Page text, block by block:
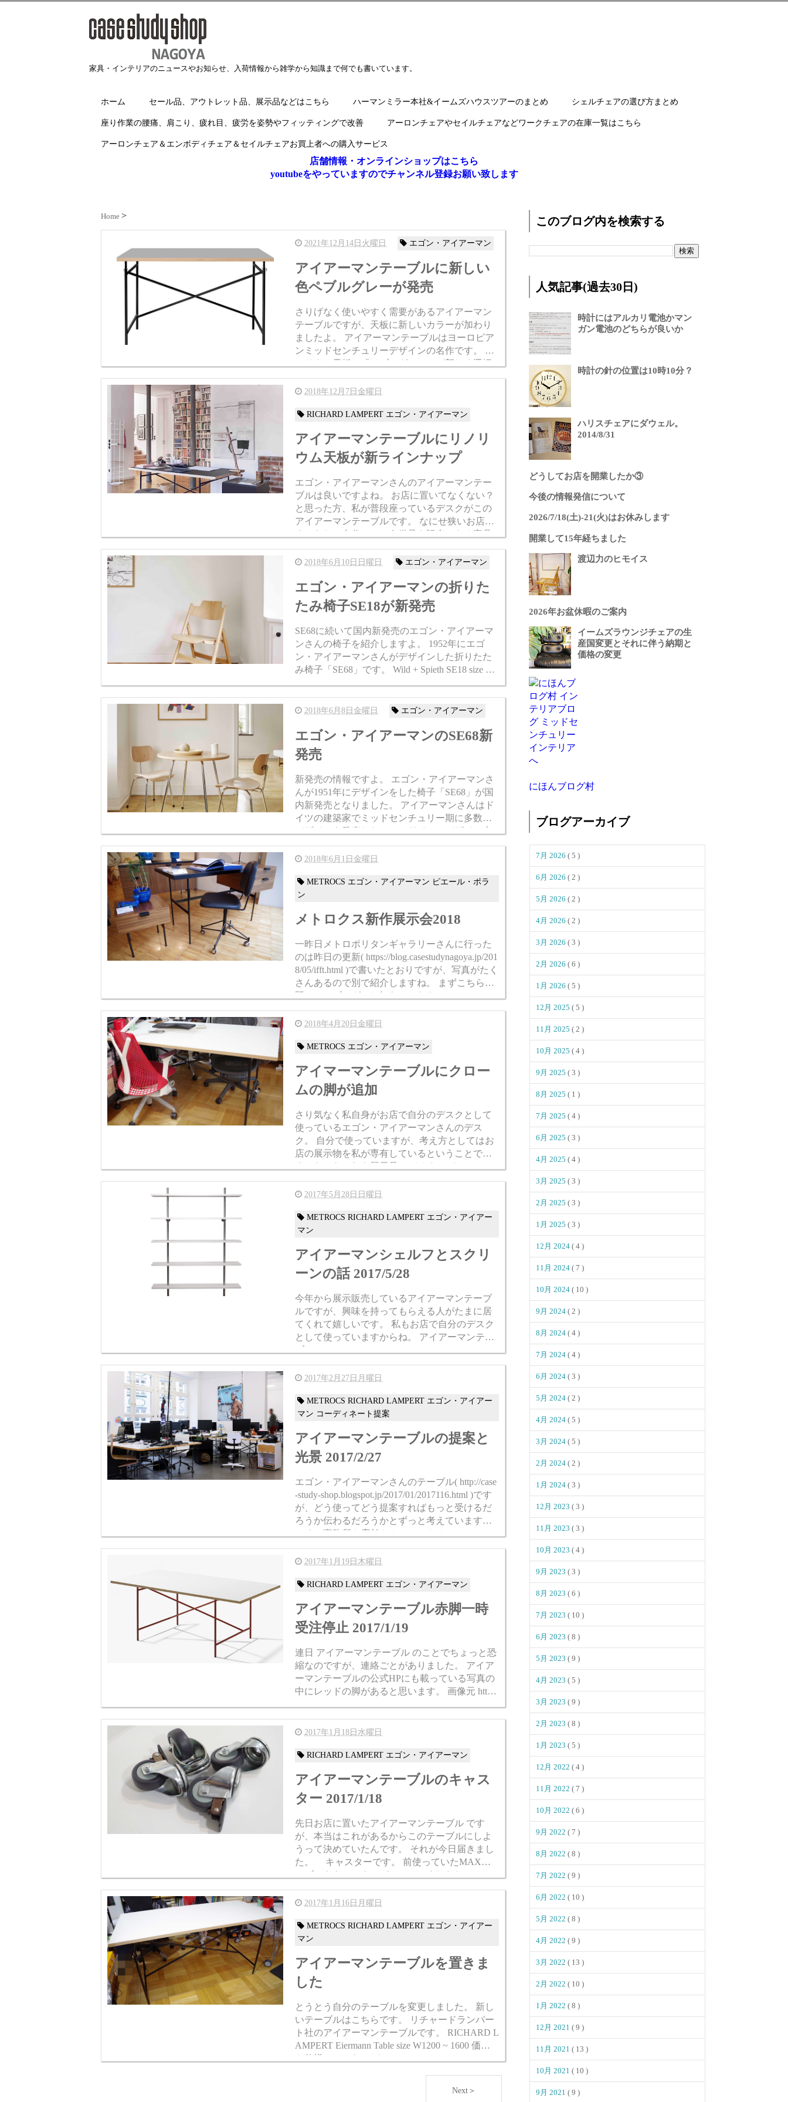
家具・インテリアのニュースやお知らせ、入荷情報から雑学から知識まで何でも書いています。
ホーム セール品、アウトレット品、展示品などはこちら ハーマンミラー本社&イームズハウスツアーのまとめ シェルチェアの選び方まとめ
座り作業の腰痛、肩こり、疲れ目、疲労を姿勢やフィッティングで改善 アーロンチェアやセイルチェアなどワークチェアの在庫一覧はこちら
アーロンチェア＆エンボディチェア＆セイルチェアお買上者への購入サービス
店舗情報・オンラインショップはこちら
youtubeをやっていますのでチャンネル登録お願い致します
Home
2021年12月14日火曜日 エゴン・アイアーマン
アイアーマンテーブルに新しい
色ペブルグレーが発売
さりげなく使いやすく需要があるアイアーマン
テーブルですが、天板に新しいカラーが加わり
ましたよ。 アイアーマンテーブルはヨーロピア
ンミッドセンチュリーデザインの名作です。 リ
ノリウム天板に「ペブルグレー」が新しく選択
できるようになりました。 そのままグレーカラ
ーの天板ですよ。 リノ...
2018年12月7日金曜日
RICHARD LAMPERT エゴン・アイアーマン
アイアーマンテーブルにリノリ
ウム天板が新ラインナップ
エゴン・アイアーマンさんのアイアーマンテー
ブルは良いですよね。 お店に置いてなくない？
と思った方、私が普段座っているデスクがこの
アイアーマンテーブルです。 なにせ狭いお店で
すからね、自分でつかう備品も販売できる家具
だったりします。 こちらのアイアーマンテーブ
ルに...
2018年6月10日日曜日 エゴン・アイアーマン
エゴン・アイアーマンの折りた
たみ椅子SE18が新発売
SE68に続いて国内新発売のエゴン・アイアーマ
ンさんの椅子を紹介しますよ。 1952年にエゴ
ン・アイアーマンさんがデザインした折りたた
み椅子「SE68」です。 Wild + Spieth SE18 size W5
2018年6月8日金曜日 エゴン・アイアーマン
エゴン・アイアーマンのSE68新
発売
新発売の情報ですよ。 エゴン・アイアーマンさ
んが1951年にデザインをした椅子「SE68」が国
内新発売となりました。 アイアーマンさんはド
イツの建築家でミッドセンチュリー期に多数の
デザインを発表したことでドイツのデザイン史
に名前が残る人物です。 アイアーマン...
2018年6月1日金曜日
METROCS エゴン・アイアーマン ピエール・ポラ
ン
メトロクス新作展示会2018
一昨日メトロポリタンギャラリーさんに行った
のは昨日の更新( https://blog.casestudynagoya.jp/201
8/05/ifft.html )で書いたとおりですが、写真がたく
さんあるので別で紹介しますね。 まずこちらは
既にこのブログでお知らせしたも...
2018年4月20日金曜日
METROCS エゴン・アイアーマン
アイマーマンテーブルにクロー
ムの脚が追加
さり気なく私自身がお店で自分のデスクとして
使っているエゴン・アイアーマンさんのデス
ク。 自分で使っていますが、考え方としてはお
店の展示物を私が専有しているということで
す。だからこれも展示品。 そんなアイアーマン
のテーブルのフレームに新色クロームが加わり
ました。 ...
2017年5月28日日曜日
METROCS RICHARD LAMPERT エゴン・アイアー
マン
アイアーマンシェルフとスクリ
ーンの話 2017/5/28
今年から展示販売しているアイアーマンテーブ
ルですが、興味を持ってもらえる人がたまに居
てくれて嬉しいです。 私もお店で自分のデスク
として使っていますからね。 アイアーマンテー
ブルのこと http://case-study-shop.blogspot.jp/2017/0
1/2...
2017年2月27日月曜日
METROCS RICHARD LAMPERT エゴン・アイアー
マン コーディネート提案
アイアーマンテーブルの提案と
光景 2017/2/27
エゴン・アイアーマンさんのテーブル( http://case
-study-shop.blogspot.jp/2017/01/2017116.html )です
が、どう使ってどう提案すればもっと受けるだ
ろうか伝わるだろうかとずっと考えています。
とくに事務所や店舗やオフィスやそっ...
2017年1月19日木曜日
RICHARD LAMPERT エゴン・アイアーマン
アイアーマンテーブル赤脚一時
受注停止 2017/1/19
連日 アイアーマンテーブル のことでちょっと恐
縮なのですが、連絡ごとがありました。 アイア
ーマンテーブルの公式HPにも載っている写真の
中にレッドの脚があると思います。 画像元 http
2017年1月18日水曜日
RICHARD LAMPERT エゴン・アイアーマン
アイアーマンテーブルのキャス
ター 2017/1/18
先日お店に置いたアイアーマンテーブル です
が、本当はこれがあるからこのテーブルにしよ
うって決めていたんです。 それが今日届きまし
た。 キャスターです。 前使っていたMAXテ
ーブルもキャスターがついていましたし、この
場所で使うならキャスター付きのテ...
2017年1月16日月曜日
METROCS RICHARD LAMPERT エゴン・アイアー
マン
アイアーマンテーブルを置きま
した
とうとう自分のテーブルを変更しました。 新し
いテーブルはこちらです。 リチャードランパー
ト社のアイアーマンテーブルです。 RICHARD L
AMPERT Eiermann Table size W1200 ~ 1600 価格
や仕様はこちら アイアーマ...
Next＞
このブログ内を検索する
人気記事(過去30日)
時計にはアルカリ電池かマン
ガン電池のどちらが良いか
時計の針の位置は10時10分？
ハリスチェアにダウェル。
2014/8/31
どうしてお店を開業したか③
今後の情報発信について
2026/7/18(土)-21(火)はお休みします
開業して15年経ちました
渡辺力のヒモイス
2026年お盆休暇のご案内
イームズラウンジチェアの生
産国変更とそれに伴う納期と
価格の変更
にほんブログ村
ブログアーカイブ
7月 2026 ( 5 )
6月 2026 ( 2 )
5月 2026 ( 2 )
4月 2026 ( 2 )
3月 2026 ( 3 )
2月 2026 ( 6 )
1月 2026 ( 5 )
12月 2025 ( 5 )
11月 2025 ( 2 )
10月 2025 ( 4 )
9月 2025 ( 3 )
8月 2025 ( 1 )
7月 2025 ( 4 )
6月 2025 ( 3 )
4月 2025 ( 4 )
3月 2025 ( 3 )
2月 2025 ( 3 )
1月 2025 ( 3 )
12月 2024 ( 4 )
11月 2024 ( 7 )
10月 2024 ( 10 )
9月 2024 ( 2 )
8月 2024 ( 4 )
7月 2024 ( 4 )
6月 2024 ( 3 )
5月 2024 ( 2 )
4月 2024 ( 5 )
3月 2024 ( 5 )
2月 2024 ( 2 )
1月 2024 ( 3 )
12月 2023 ( 3 )
11月 2023 ( 3 )
10月 2023 ( 4 )
9月 2023 ( 3 )
8月 2023 ( 6 )
7月 2023 ( 10 )
6月 2023 ( 8 )
5月 2023 ( 9 )
4月 2023 ( 5 )
3月 2023 ( 9 )
2月 2023 ( 8 )
1月 2023 ( 5 )
12月 2022 ( 4 )
11月 2022 ( 7 )
10月 2022 ( 6 )
9月 2022 ( 7 )
8月 2022 ( 8 )
7月 2022 ( 9 )
6月 2022 ( 10 )
5月 2022 ( 8 )
4月 2022 ( 9 )
3月 2022 ( 13 )
2月 2022 ( 10 )
1月 2022 ( 8 )
12月 2021 ( 9 )
11月 2021 ( 13 )
10月 2021 ( 10 )
9月 2021 ( 9 )